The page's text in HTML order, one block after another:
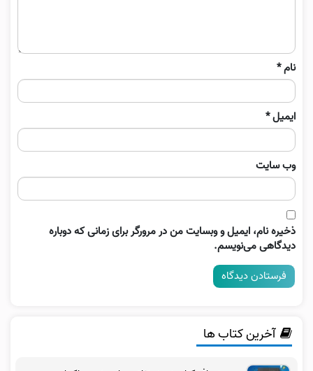
نام*
ایمیل*
وب‌ سایت
ذخیره نام، ایمیل و وبسایت من در مرورگر برای زمانی که دوباره
دیدگاهی می‌نویسم.
آخرین کتاب ها